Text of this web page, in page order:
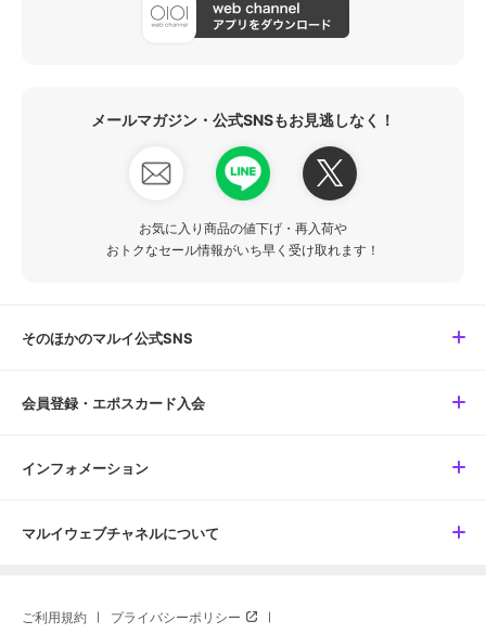
メールマガジン・公式SNSもお見逃しなく！
お気に入り商品の値下げ・再入荷や
おトクなセール情報がいち早く受け取れます！
そのほかのマルイ公式SNS
会員登録・エポスカード入会
インフォメーション
マルイウェブチャネルについて
ご利用規約 プライバシーポリシー